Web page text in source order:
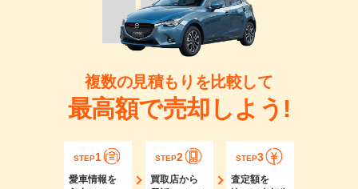
複数の見積もりを比較して
最高額で売却しよう!
STEP1
愛車情報を
STEP2
買取店から
STEP3
査定額を